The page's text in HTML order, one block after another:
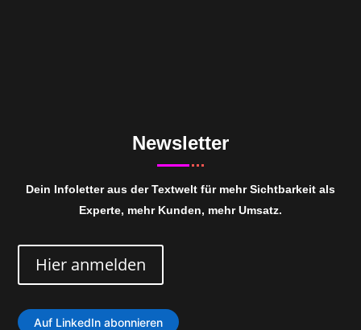
Newsletter
Dein Infoletter aus der Textwelt für mehr Sichtbarkeit als
Experte, mehr Kunden, mehr Umsatz.
Hier anmelden
Auf LinkedIn abonnieren